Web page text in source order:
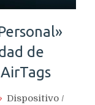
de
Dispositivo /